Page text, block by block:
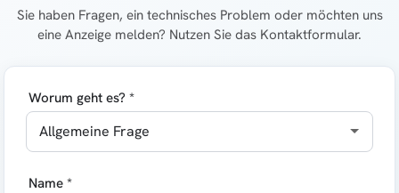
Sie haben Fragen, ein technisches Problem oder möchten uns
eine Anzeige melden? Nutzen Sie das Kontaktformular.
Worum geht es? *
Name *